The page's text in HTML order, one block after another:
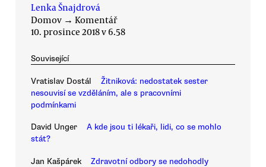
Lenka Šnajdrová
Domov → Komentář
10. prosince 2018 v 6.58
Související
Vratislav Dostál
Žitniková: nedostatek sester
nesouvisí se vzděláním, ale s pracovními
podmínkami
David Unger
A kde jsou ti lékaři, lidi, co se mohlo
stát?
Jan Kašpárek
Zdravotní odbory se nedohodly